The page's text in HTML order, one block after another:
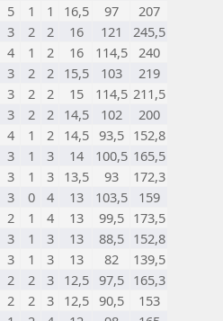
5 1 1 16,5 97
207
3 2 2 16 121
245,5
4 1 2 16 114,5 240
3 2 2 15,5 103
219
3 2 2 15 114,5 211,5
3 2 2 14,5 102
200
4 1 2 14,5 93,5 152,8
3 1 3 14 100,5 165,5
3 1 3 13,5 93
172,3
3 0 4 13 103,5
159
2 1 4 13 99,5 173,5
3 1 3 13 88,5 152,8
3 1 3 13 82
139,5
2 2 3 12,5 97,5 165,3
2 2 3 12,5 90,5
153